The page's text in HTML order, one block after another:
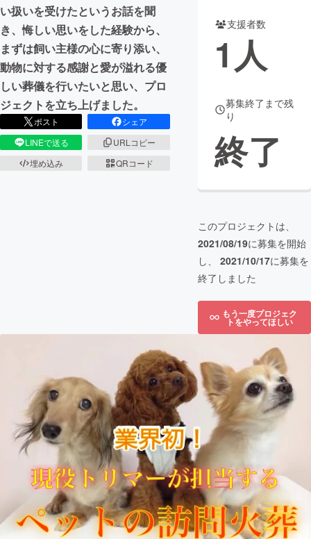
CAMPFIREふるさと納税
コミュニティ
い扱いを受けたというお話を聞
き、悔しい思いをした経験から、
まずは飼い主様の心に寄り添い、
動物に対する感謝と愛が溢れる優
しい葬儀を行いたいと思い、プロ
ジェクトを立ち上げました。
ポスト
シェア
LINEで送る
URLコピー
埋め込み
QRコード
支援者数
1人
募集終了まで残
り
終了
このプロジェクトは、
2021/08/19に募集を開始
し、 2021/10/17に募集を
終了しました
もう一度プロジェク
トをやってほしい